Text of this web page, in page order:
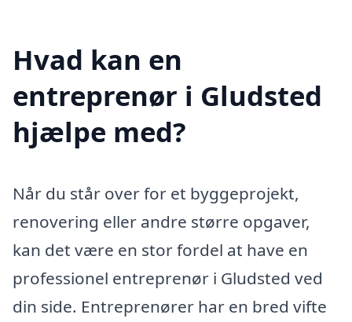
Hvad kan en
entreprenør i Gludsted
hjælpe med?
Når du står over for et byggeprojekt,
renovering eller andre større opgaver,
kan det være en stor fordel at have en
professionel entreprenør i Gludsted ved
din side. Entreprenører har en bred vifte